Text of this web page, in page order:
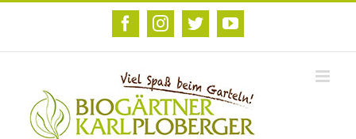
Zum
FacebookInstagram
TwitterYouTube